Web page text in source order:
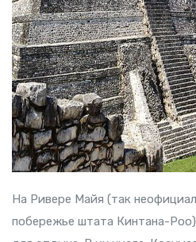
На Ривере Майя (так
побережье штата Кинтана-